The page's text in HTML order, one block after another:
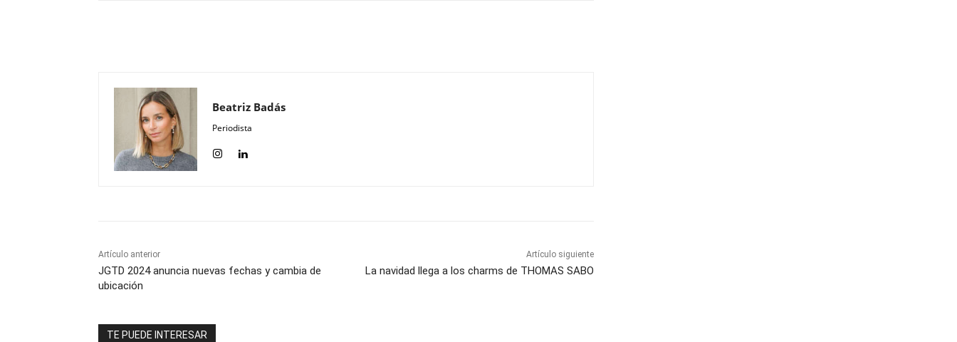
Beatriz Badás
Periodista
Artículo anterior
JGTD 2024 anuncia nuevas fechas y cambia de
ubicación
Artículo siguiente
La navidad llega a los charms de THOMAS SABO
TE PUEDE INTERESAR